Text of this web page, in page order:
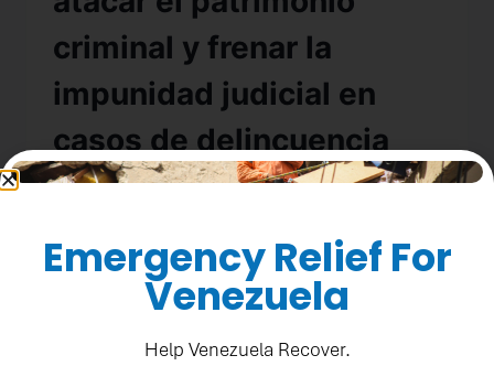
criminal y frenar la
impunidad judicial en
casos de delincuencia
organizada
READ MORE
Emergency Relief For
Venezuela
Help Venezuela Recover.